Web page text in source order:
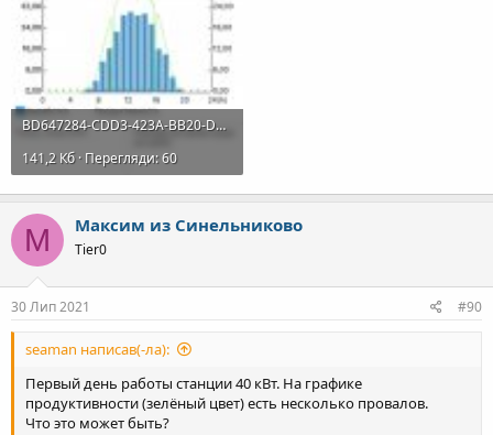
BD647284-CDD3-423A-BB20-D0233F4293D1.jpeg
141,2 Кб · Перегляди: 60
М Максим из Синельниково
Tier0
30 Лип 2021 #90
seaman написав(-ла):
Первый день работы станции 40 кВт. На графике
продуктивности (зелёный цвет) есть несколько провалов.
Что это может быть?